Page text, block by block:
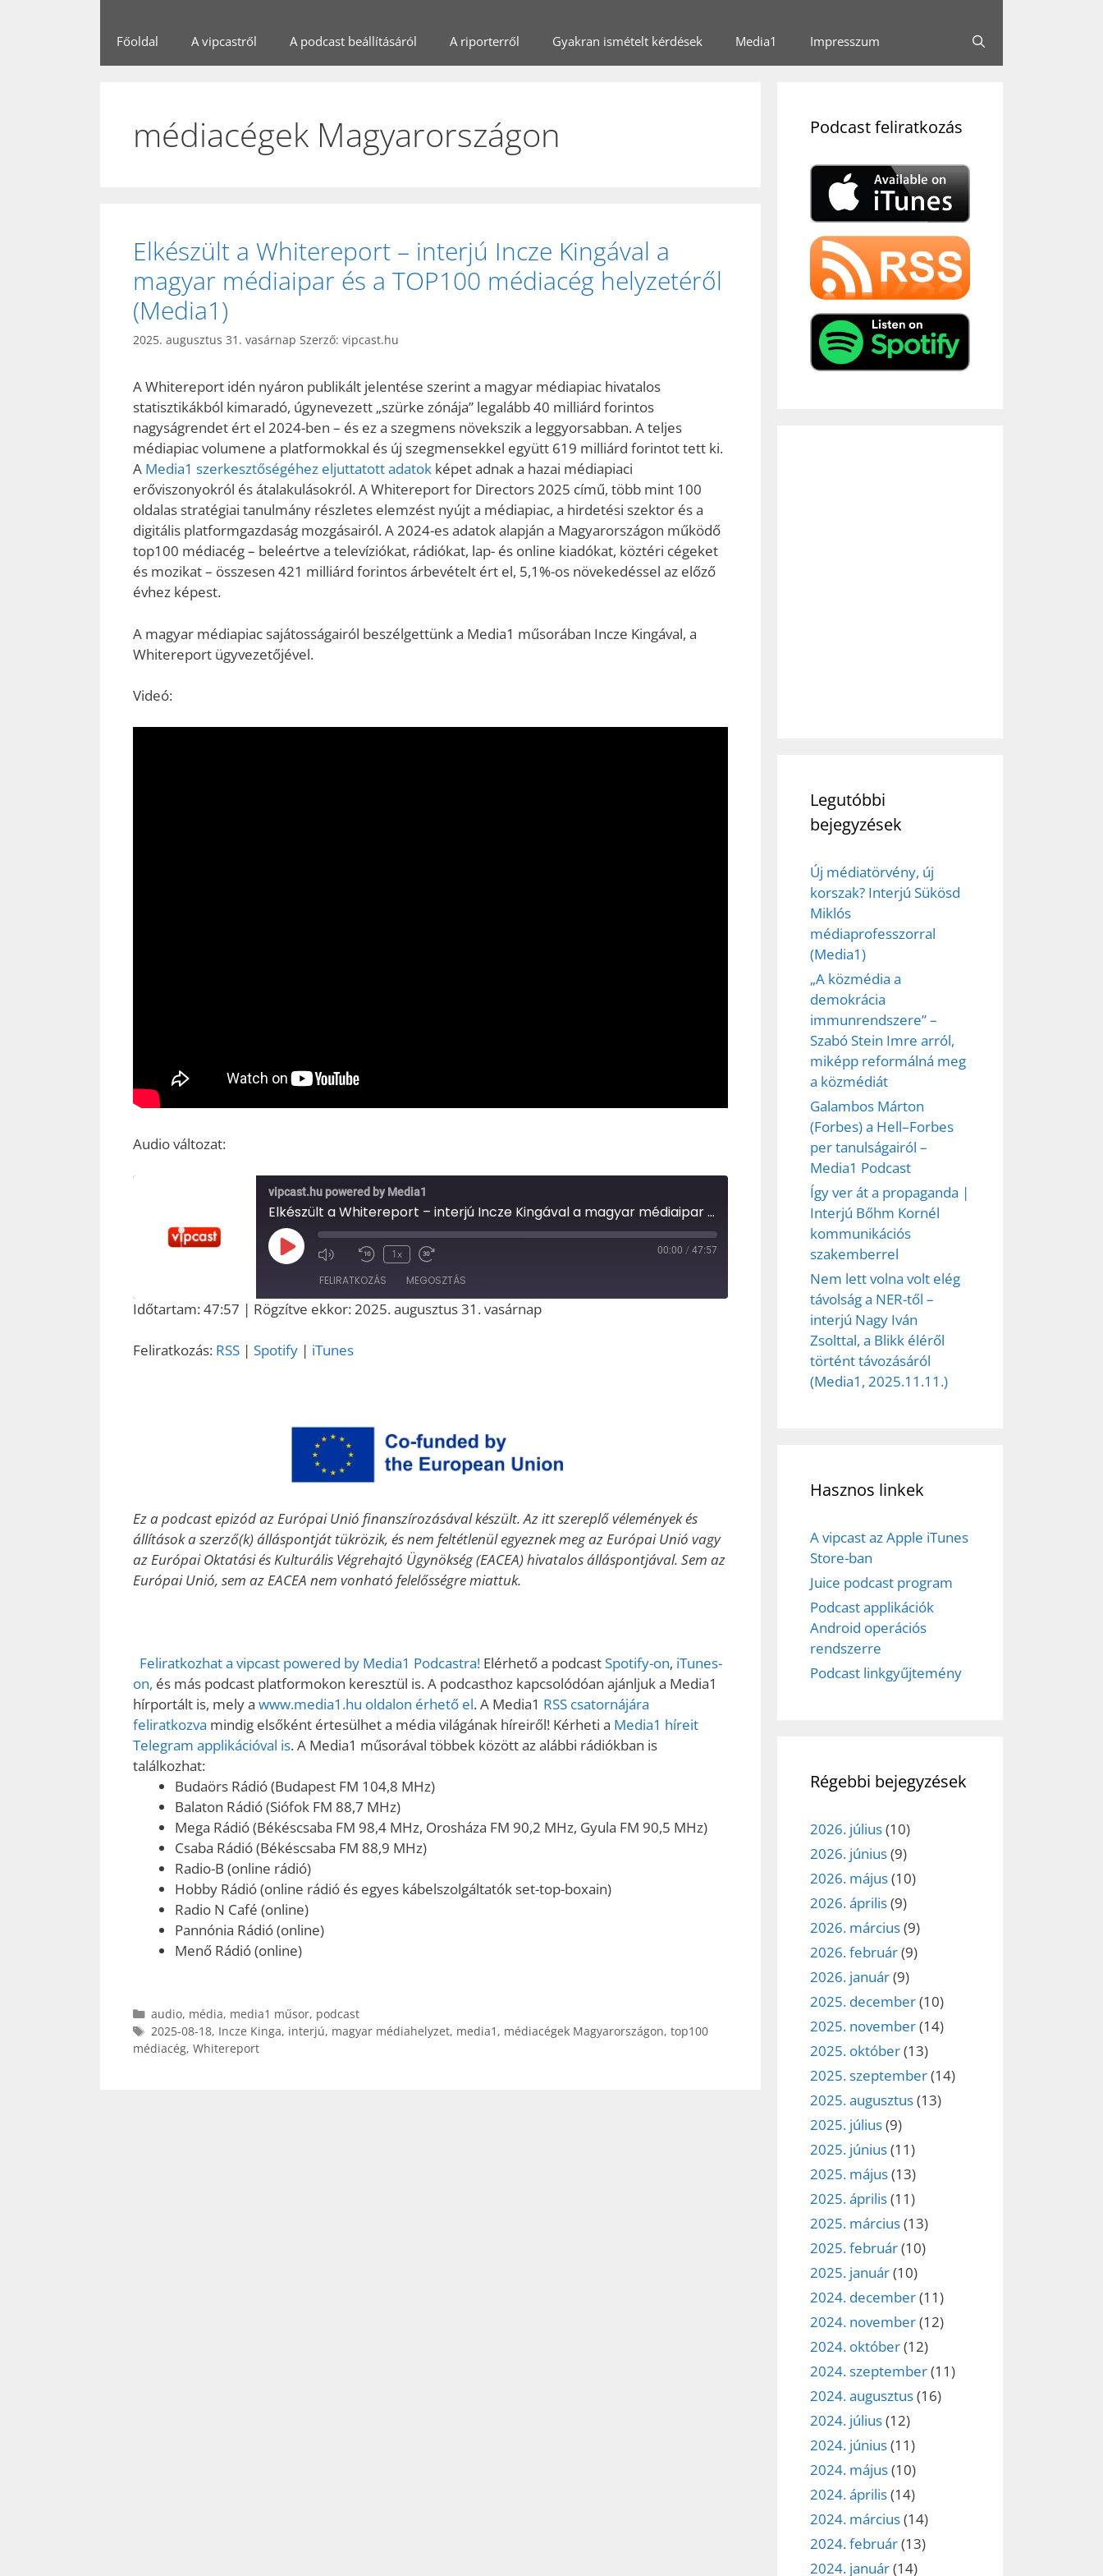
Főoldal A vipcastről A podcast beállításáról A riporterről Gyakran ismételt kérdések Media1 Impresszum
médiacégek Magyarországon
Elkészült a Whitereport – interjú Incze Kingával a
magyar médiaipar és a TOP100 médiacég helyzetéről
(Media1)
2025. augusztus 31. vasárnap Szerző: vipcast.hu
A Whitereport idén nyáron publikált jelentése szerint a magyar médiapiac hivatalos
statisztikákból kimaradó, úgynevezett „szürke zónája” legalább 40 milliárd forintos
nagyságrendet ért el 2024-ben – és ez a szegmens növekszik a leggyorsabban. A teljes
médiapiac volumene a platformokkal és új szegmensekkel együtt 619 milliárd forintot tett ki.
A Media1 szerkesztőségéhez eljuttatott adatok képet adnak a hazai médiapiaci
erőviszonyokról és átalakulásokról. A Whitereport for Directors 2025 című, több mint 100
oldalas stratégiai tanulmány részletes elemzést nyújt a médiapiac, a hirdetési szektor és a
digitális platformgazdaság mozgásairól. A 2024-es adatok alapján a Magyarországon működő
top100 médiacég – beleértve a televíziókat, rádiókat, lap- és online kiadókat, köztéri cégeket
és mozikat – összesen 421 milliárd forintos árbevételt ért el, 5,1%-os növekedéssel az előző
évhez képest.
A magyar médiapiac sajátosságairól beszélgettünk a Media1 műsorában Incze Kingával, a
Whitereport ügyvezetőjével.
Videó:
Audio változat:
vipcast.hu powered by Media1
Elkészült a Whitereport – interjú Incze Kingával a magyar médiaipar és a TOP100 médiacég helyzetéről (Media1)
Play
Episode
1x 00:00 / 47:57
FELIRATKOZÁS MEGOSZTÁS
Időtartam: 47:57 | Rögzítve ekkor: 2025. augusztus 31. vasárnap
Feliratkozás: RSS | Spotify | iTunes
Ez a podcast epizód az Európai Unió finanszírozásával készült. Az itt szereplő vélemények és
állítások a szerző(k) álláspontját tükrözik, és nem feltétlenül egyeznek meg az Európai Unió vagy
az Európai Oktatási és Kulturális Végrehajtó Ügynökség (EACEA) hivatalos álláspontjával. Sem az
Európai Unió, sem az EACEA nem vonható felelősségre miattuk.
Feliratkozhat a vipcast powered by Media1 Podcastra! Elérhető a podcastSpotify-on, iTunes-
on, és más podcast platformokon keresztül is. A podcasthoz kapcsolódóan ajánljuk a Media1
hírportált is, mely a www.media1.hu oldalon érhető el. A Media1 RSS csatornájára
feliratkozva mindig elsőként értesülhet a média világának híreiről! Kérheti a Media1 híreit
Telegram applikációval is. A Media1 műsorával többek között az alábbi rádiókban is
találkozhat:
Budaörs Rádió (Budapest FM 104,8 MHz)
Balaton Rádió (Siófok FM 88,7 MHz)
Mega Rádió (Békéscsaba FM 98,4 MHz, Orosháza FM 90,2 MHz, Gyula FM 90,5 MHz)
Csaba Rádió (Békéscsaba FM 88,9 MHz)
Radio-B (online rádió)
Hobby Rádió (online rádió és egyes kábelszolgáltatók set-top-boxain)
Radio N Café (online)
Pannónia Rádió (online)
Menő Rádió (online)
Kategória
audio, média, media1 műsor, podcast
Címkék
2025-08-18, Incze Kinga, interjú, magyar médiahelyzet, media1 , médiacégek Magyarországon, top100
médiacég, Whitereport
Podcast feliratkozás
Legutóbbi
bejegyzések
Új médiatörvény, új
korszak? Interjú Sükösd
Miklós
médiaprofesszorral
(Media1)
„A közmédia a
demokrácia
immunrendszere” –
Szabó Stein Imre arról,
miképp reformálná meg
a közmédiát
Galambos Márton
(Forbes) a Hell–Forbes
per tanulságairól –
Media1 Podcast
Így ver át a propaganda |
Interjú Bőhm Kornél
kommunikációs
szakemberrel
Nem lett volna volt elég
távolság a NER-től –
interjú Nagy Iván
Zsolttal, a Blikk éléről
történt távozásáról
(Media1, 2025.11.11.)
Hasznos linkek
A vipcast az Apple iTunes
Store-ban
Juice podcast program
Podcast applikációk
Android operációs
rendszerre
Podcast linkgyűjtemény
Régebbi bejegyzések
2026. július(10)
2026. június(9)
2026. május(10)
2026. április(9)
2026. március(9)
2026. február(9)
2026. január(9)
2025. december(10)
2025. november(14)
2025. október(13)
2025. szeptember(14)
2025. augusztus(13)
2025. július(9)
2025. június(11)
2025. május(13)
2025. április(11)
2025. március(13)
2025. február(10)
2025. január(10)
2024. december(11)
2024. november(12)
2024. október(12)
2024. szeptember(11)
2024. augusztus(16)
2024. július(12)
2024. június(11)
2024. május(10)
2024. április(14)
2024. március(14)
2024. február(13)
2024. január(14)